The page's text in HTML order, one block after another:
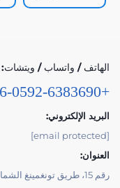
الهاتف / واتساب / ويتشات:
+86-0592-6383690
البريد الإلكتروني:
[email protected]
العنوان:
رقم 15، طريق تونغمينغ الشمالي، شيامين، فوجيان، الصين